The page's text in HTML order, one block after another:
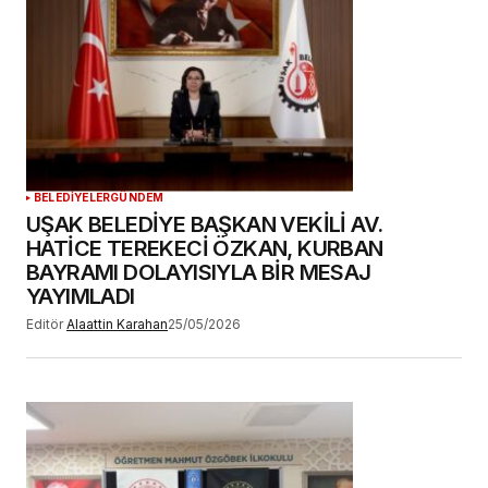
BELEDİYELERGÜNDEM
UŞAK BELEDİYE BAŞKAN VEKİLİ AV.
HATİCE TEREKECİ ÖZKAN, KURBAN
BAYRAMI DOLAYISIYLA BİR MESAJ
YAYIMLADI
Editör Alaattin Karahan25/05/2026